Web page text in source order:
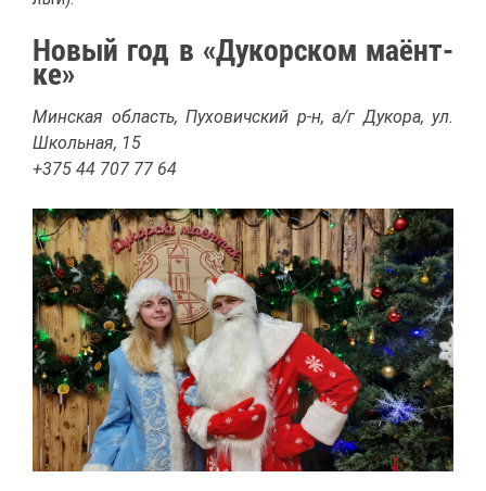
Но­вый год в «Ду­кор­ском ма­ёнт­
ке»
Мин­ская об­ласть, Пу­хо­вич­ский р-н, а/г Ду­ко­ра, ул.
Школь­ная, 15
+375 44 707 77 64